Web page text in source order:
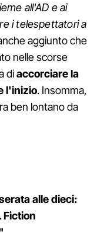
all'AD e ai
i telespettatori a
aggiunto che
nelle scorse
diaccorciare la
l'inizio. Insomma,
ben lontano da
alle dieci:
Fiction